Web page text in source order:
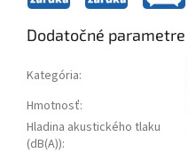
Dodatočné parametre
Kategória:
Hmotnosť:
Hladina akustického tlaku
(dB(A)):